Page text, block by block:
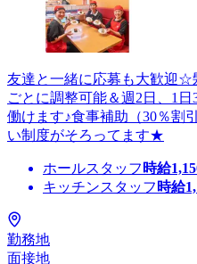
友達と一緒に応募も大歓迎☆
ごとに調整可能＆週2日、1
働けます♪食事補助（30％割
い制度がそろってます★
ホールスタッフ 時給
キッチンスタッフ 時給
勤務地
面接地